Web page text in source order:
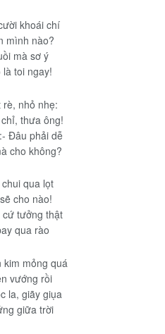
khoái chí
mình nào?
mà sơ ý
là toi ngay!
rè, nhỏ nhẹ:
thưa ông!
Đâu phải dễ
cho không?
qua lọt
cho nào!
cứ tưởng thật
qua rào
kim mỏng quá
vướng rồi
la, giãy giụa
giữa trời